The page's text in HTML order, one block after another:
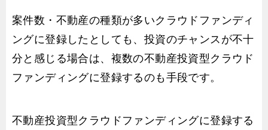
案件数・不動産の種類が多いクラウドファンディ
ングに登録したとしても、投資のチャンスが不十
分と感じる場合は、複数の不動産投資型クラウド
ファンディングに登録するのも手段です。
不動産投資型クラウドファンディングに登録する